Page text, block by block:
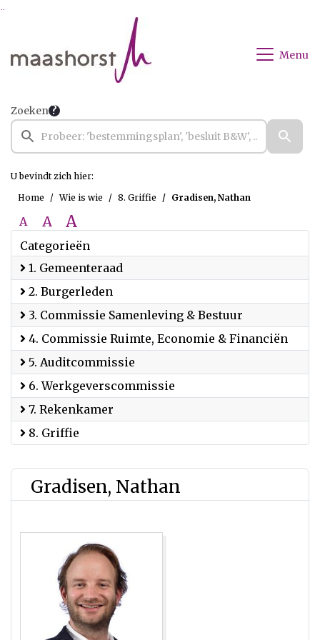
Ga naar de inhoud van deze pagina
Menu
Zoeken
U bevindt zich hier:
Home
Wie is wie 8. Griffie Gradisen, Nathan
A A A
Categorieën
1. Gemeenteraad
2. Burgerleden
3. Commissie Samenleving & Bestuur
4. Commissie Ruimte, Economie & Financiën
5. Auditcommissie
6. Werkgeverscommissie
7. Rekenkamer
8. Griffie
Gradisen, Nathan